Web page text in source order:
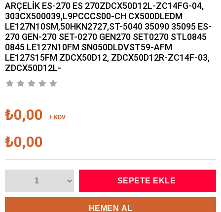
ARÇELİK ES-270 ES 270ZDCX50D12L-ZC14FG-04,
303CX500039,L9PCCCS00-CH CX500DLEDM
LE127N10SM,50HKN2727,ST-5040 35090 35095 ES-
270 GEN-270 SET-0270 GEN270 SET0270 STL0845
0845 LE127N10FM SN050DLDVST59-AFM
LE127S15FM ZDCX50D12, ZDCX50D12R-ZC14F-03,
ZDCX50D12L-
₺0,00 + KDV
₺0,00